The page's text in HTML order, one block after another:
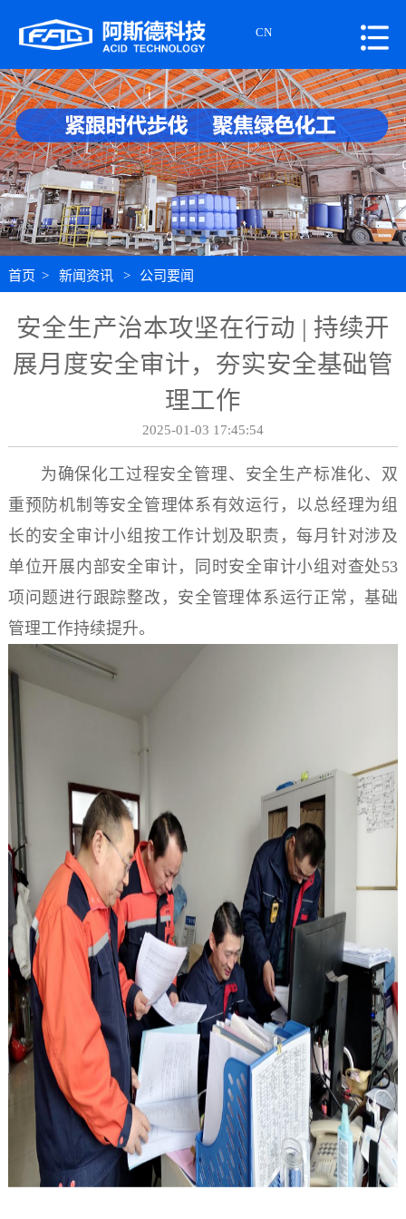
CN
首页 > 新闻资讯 > 公司要闻
安全生产治本攻坚在行动 | 持续开
展月度安全审计，夯实安全基础管
理工作
2025-01-03 17:45:54
为确保化工过程安全管理、安全生产标准化、双
重预防机制等安全管理体系有效运行，以总经理为组
长的安全审计小组按工作计划及职责，每月针对涉及
单位开展内部安全审计，同时安全审计小组对查处53
项问题进行跟踪整改，安全管理体系运行正常，基础
管理工作持续提升。